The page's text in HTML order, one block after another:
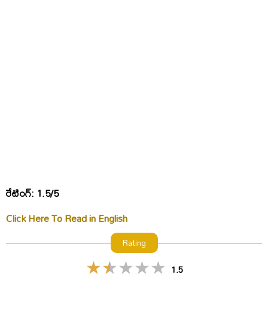
రేటింగ్: 1.5/5
Click Here To Read in English
Rating
1.5